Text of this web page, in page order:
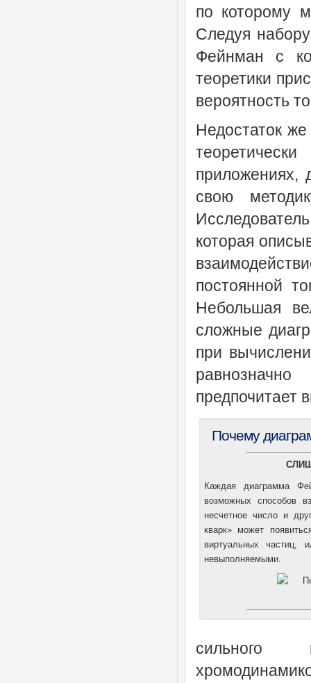
по которому
Следуя
Фейнман с
теоретики
вероятность
Недостаток
приложениях,
свою
которая
постоянной
Небольшая
сложные
при
предпочитает
Почему
Каждая диаграмма
возможных способов
несчетное число и
кварк» может
виртуальных частиц,
невыполняемыми.
сильного